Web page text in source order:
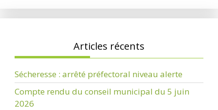
Articles récents
Sécheresse : arrêté préfectoral niveau alerte
Compte rendu du conseil municipal du 5 juin
2026